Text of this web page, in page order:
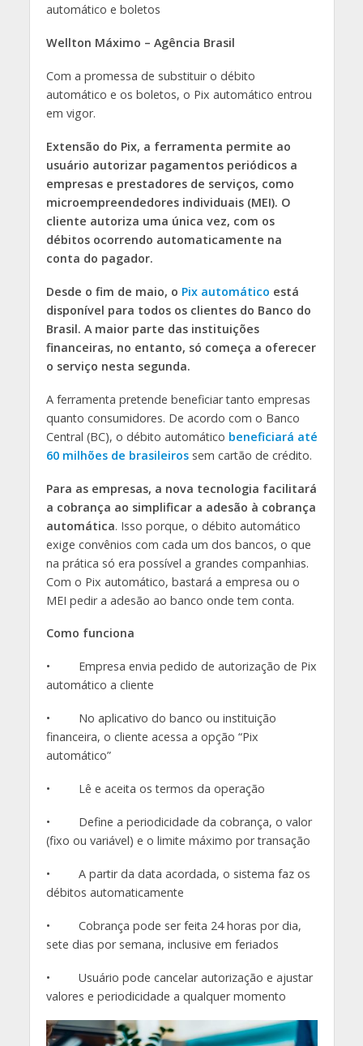
automático e boletos
Wellton Máximo – Agência Brasil
Com a promessa de substituir o débito
automático e os boletos, o Pix automático entrou
em vigor.
Extensão do Pix, a ferramenta permite ao
usuário autorizar pagamentos periódicos a
empresas e prestadores de serviços, como
microempreendedores individuais (MEI). O
cliente autoriza uma única vez, com os
débitos ocorrendo automaticamente na
conta do pagador.
Desde o fim de maio, o Pix automático está
disponível para todos os clientes do Banco do
Brasil. A maior parte das instituições
financeiras, no entanto, só começa a oferecer
o serviço nesta segunda.
A ferramenta pretende beneficiar tanto empresas
quanto consumidores. De acordo com o Banco
Central (BC), o débito automático beneficiará até
60 milhões de brasileirossem cartão de crédito.
Para as empresas, a nova tecnologia facilitará
a cobrança ao simplificar a adesão à cobrança
automática. Isso porque, o débito automático
exige convênios com cada um dos bancos, o que
na prática só era possível a grandes companhias.
Com o Pix automático, bastará a empresa ou o
MEI pedir a adesão ao banco onde tem conta.
Como funciona
• Empresa envia pedido de autorização de Pix
automático a cliente
• No aplicativo do banco ou instituição
financeira, o cliente acessa a opção “Pix
automático”
• Lê e aceita os termos da operação
• Define a periodicidade da cobrança, o valor
(fixo ou variável) e o limite máximo por transação
• A partir da data acordada, o sistema faz os
débitos automaticamente
• Cobrança pode ser feita 24 horas por dia,
sete dias por semana, inclusive em feriados
• Usuário pode cancelar autorização e ajustar
valores e periodicidade a qualquer momento